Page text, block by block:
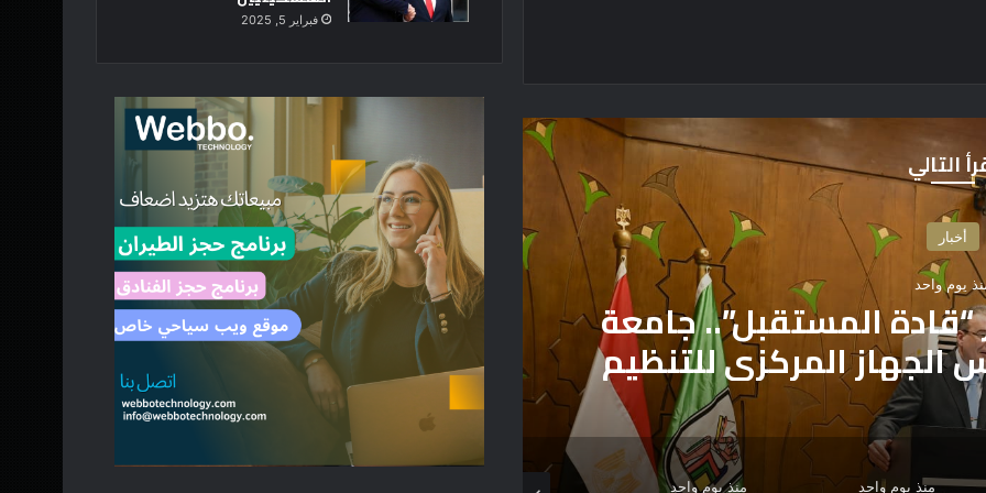
التالي
أخبار
يوم واحد
المستقبل”.. جامعة
المركزي للتنظيم
حول الجدارات والوظيفة
منذ يوم واحد
وزير التعليم العالي والقائم
يترأس اجتماع اللجنة
منذ يوم واحد منذ يوم واحد منذ يوم واحد
فبراير 5, 2025